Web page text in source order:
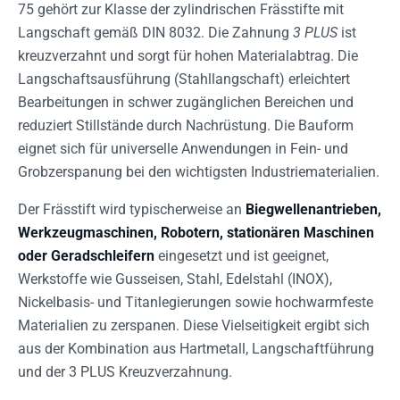
75 gehört zur Klasse der zylindrischen Frässtifte mit
Langschaft gemäß DIN 8032. Die Zahnung 3 PLUSist
kreuzverzahnt und sorgt für hohen Materialabtrag. Die
Langschaftsausführung (Stahllangschaft) erleichtert
Bearbeitungen in schwer zugänglichen Bereichen und
reduziert Stillstände durch Nachrüstung. Die Bauform
eignet sich für universelle Anwendungen in Fein- und
Grobzerspanung bei den wichtigsten Industriematerialien.
Der Frässtift wird typischerweise an Biegwellenantrieben,
Werkzeugmaschinen, Robotern, stationären Maschinen
oder Geradschleifern eingesetzt und ist geeignet,
Werkstoffe wie Gusseisen, Stahl, Edelstahl (INOX),
Nickelbasis- und Titanlegierungen sowie hochwarmfeste
Materialien zu zerspanen. Diese Vielseitigkeit ergibt sich
aus der Kombination aus Hartmetall, Langschaftführung
und der 3 PLUS Kreuzverzahnung.